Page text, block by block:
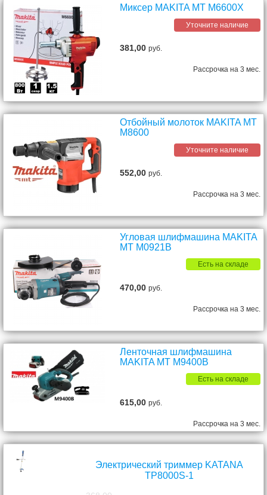
Миксер MAKITA MT M6600X
Уточните наличие
381,00руб.
Рассрочка на 3 мес.
Отбойный молоток MAKITA MT
M8600
Уточните наличие
552,00руб.
Рассрочка на 3 мес.
Угловая шлифмашина MAKITA
MT M0921B
Есть на складе
470,00руб.
Рассрочка на 3 мес.
Ленточная шлифмашина
MAKITA MT M9400B
Есть на складе
615,00руб.
Рассрочка на 3 мес.
Электрический триммер KATANA
TP8000S-1